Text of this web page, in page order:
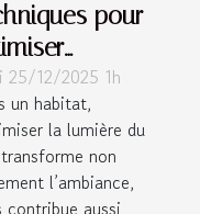
pour
naturel
votre
25/12/2025 1h
un habitat,
la lumière du
non
l’ambiance,